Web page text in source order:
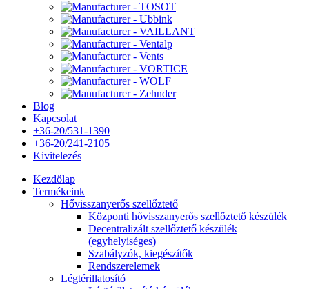
Blog
Kapcsolat
+36-20/531-1390
+36-20/241-2105
Kivitelezés
Kezdőlap
Termékeink
Hővisszanyerős szellőztető
Központi hővisszanyerős szellőztető készülék
Decentralizált szellőztető készülék
(egyhelyiséges)
Szabályzók, kiegészítők
Rendszerelemek
Légtérillatosító